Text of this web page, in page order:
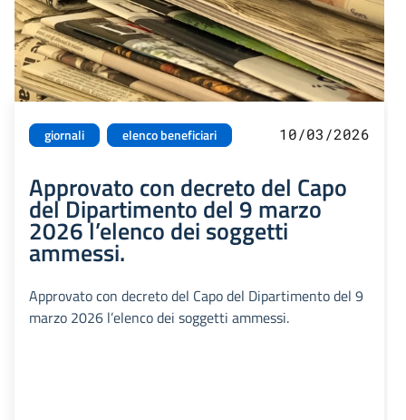
giornali elenco beneficiari 10/03/2026
Approvato con decreto del Capo
del Dipartimento del 9 marzo
2026 l’elenco dei soggetti
ammessi.
Approvato con decreto del Capo del Dipartimento del 9
marzo 2026 l’elenco dei soggetti ammessi.